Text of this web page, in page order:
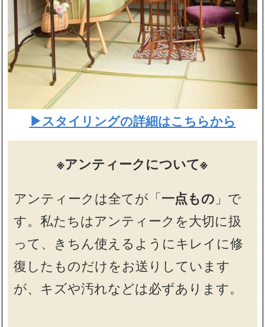
▶スタイリングの詳細はこちらから
※アンティークについて※
アンティークは全てが「一点もの 」で
す。私たちはアンティークを大切に扱
って、きちん使えるようにキレイに修
復したものだけをお送りしています
が、キズや汚れなどは必ずあります。